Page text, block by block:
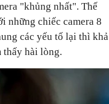
"khủng nhất". Thế
những chiếc camera 8
các yếu tố lại thì khả
thấy hài lòng.